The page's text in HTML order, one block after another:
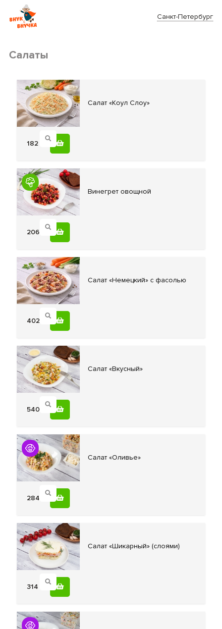
Санкт-Петербург
Салаты
Салат «Коул Слоу»
182
Винегрет овощной
206
Салат «Немецкий»с фасолью
402
Салат «Вкусный»
540
Салат «Оливье»
284
Салат «Шикарный»(слоями)
314